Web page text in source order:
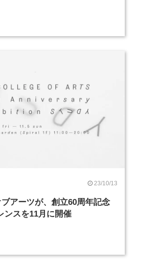
23/10/13
アーツが、創立60周年記念
ンスを11月に開催